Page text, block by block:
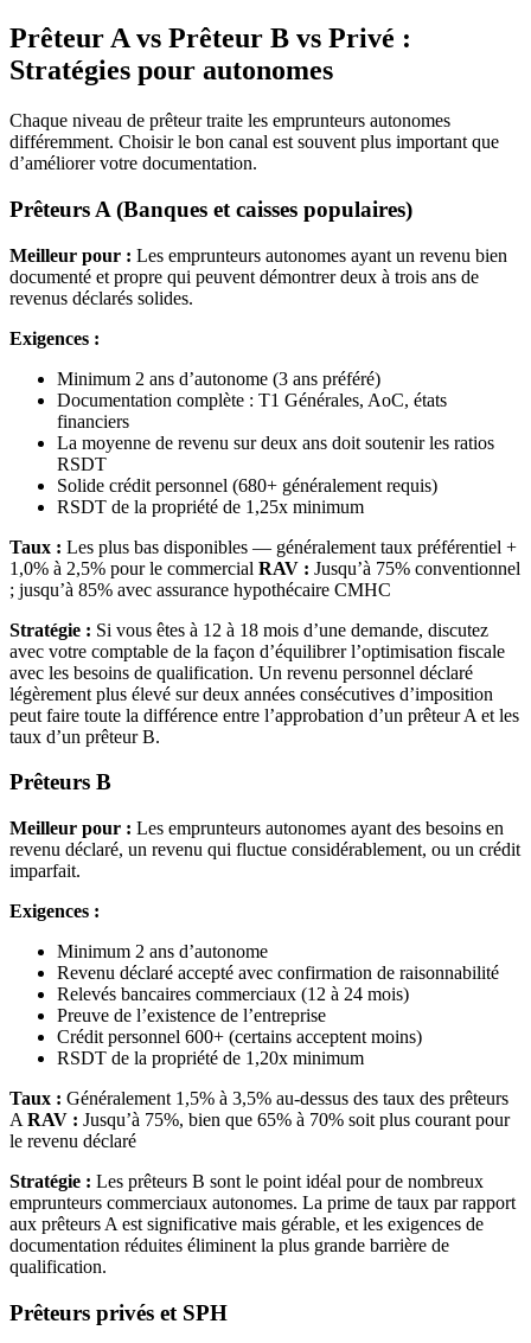
Prêteur A vs Prêteur B vs Privé :
Stratégies pour autonomes
Chaque niveau de prêteur traite les emprunteurs autonomes
différemment. Choisir le bon canal est souvent plus important que
d’améliorer votre documentation.
Prêteurs A (Banques et caisses populaires)
Meilleur pour : Les emprunteurs autonomes ayant un revenu bien
documenté et propre qui peuvent démontrer deux à trois ans de
revenus déclarés solides.
Exigences :
Minimum 2 ans d’autonome (3 ans préféré)
Documentation complète : T1 Générales, AoC, états
financiers
La moyenne de revenu sur deux ans doit soutenir les ratios
RSDT
Solide crédit personnel (680+ généralement requis)
RSDT de la propriété de 1,25x minimum
Taux : Les plus bas disponibles — généralement taux préférentiel +
1,0% à 2,5% pour le commercial RAV : Jusqu’à 75% conventionnel
; jusqu’à 85% avec assurance hypothécaire CMHC
Stratégie : Si vous êtes à 12 à 18 mois d’une demande, discutez
avec votre comptable de la façon d’équilibrer l’optimisation fiscale
avec les besoins de qualification. Un revenu personnel déclaré
légèrement plus élevé sur deux années consécutives d’imposition
peut faire toute la différence entre l’approbation d’un prêteur A et les
taux d’un prêteur B.
Prêteurs B
Meilleur pour : Les emprunteurs autonomes ayant des besoins en
revenu déclaré, un revenu qui fluctue considérablement, ou un crédit
imparfait.
Exigences :
Minimum 2 ans d’autonome
Revenu déclaré accepté avec confirmation de raisonnabilité
Relevés bancaires commerciaux (12 à 24 mois)
Preuve de l’existence de l’entreprise
Crédit personnel 600+ (certains acceptent moins)
RSDT de la propriété de 1,20x minimum
Taux : Généralement 1,5% à 3,5% au-dessus des taux des prêteurs
A RAV : Jusqu’à 75%, bien que 65% à 70% soit plus courant pour
le revenu déclaré
Stratégie : Les prêteurs B sont le point idéal pour de nombreux
emprunteurs commerciaux autonomes. La prime de taux par rapport
aux prêteurs A est significative mais gérable, et les exigences de
documentation réduites éliminent la plus grande barrière de
qualification.
Prêteurs privés et SPH